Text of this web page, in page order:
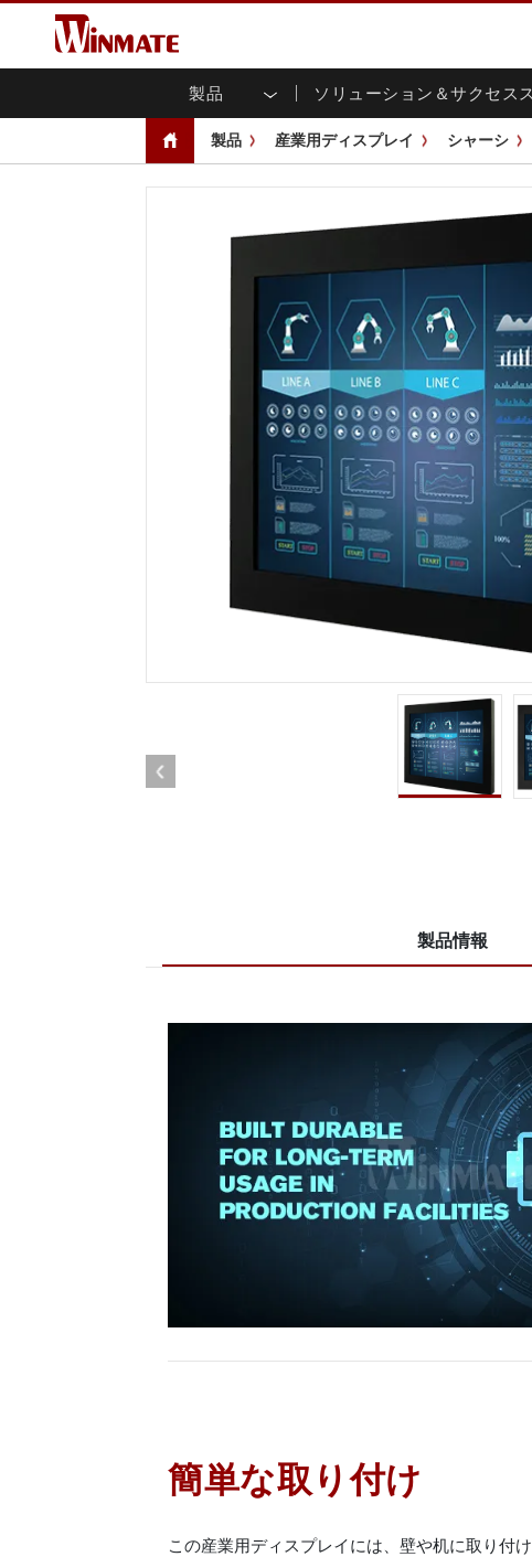
製品 ソリューション＆サクセス
企業モビリティコンピュータ
頑丈なノートパソコン
堅牢タブレットコントローラー
Windows堅牢タブレット
Android堅牢タブレット
エッジAIモビリティ
産業用
マルチタッ
オープン
パネルマ
PoEタッチ
USB Type-C
ステンレス
ズ
車載コンピュータ
Windows 車載コンピュータ
Android 車載コンピュータ
車載用タブレット
組み込み
ボックス
IoTゲート
ラジオゲー
頑丈なロボットコントローラ
ロボット コントローラー
石油・ガ
ATEX認定
ATEX グレ
堅牢なロボットコントローラ AI対応
農業
交通
IIoT &
グ
再生可能
ヘビーデューティー
金属＆
会社概要 投資家
保証 ダウン
マーケティングポータル
ファイ
新製品情報 ニュー
展示会・イベント
ブログ
製品 産業用ディスプレイ シャーシ
製品情報
簡単な取り付け
この産業用ディスプレイには、壁や机に取り付